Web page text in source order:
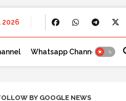
2026
Whatsapp Channel
BY GOOGLE NEWS